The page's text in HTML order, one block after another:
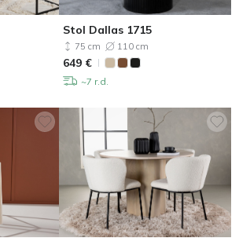
Stol Dallas 1715
75 cm 110 cm
649 €
~7 r.d.